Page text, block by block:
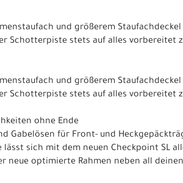
und größerem
Schotterpiste stets auf alles vorbereitet
und größerem
Schotterpiste stets auf alles vorbereitet
ohne Ende
Gabelösen für Front- und
lässt sich mit dem neuen Checkpoint SL
neue optimierte Rahmen neben all